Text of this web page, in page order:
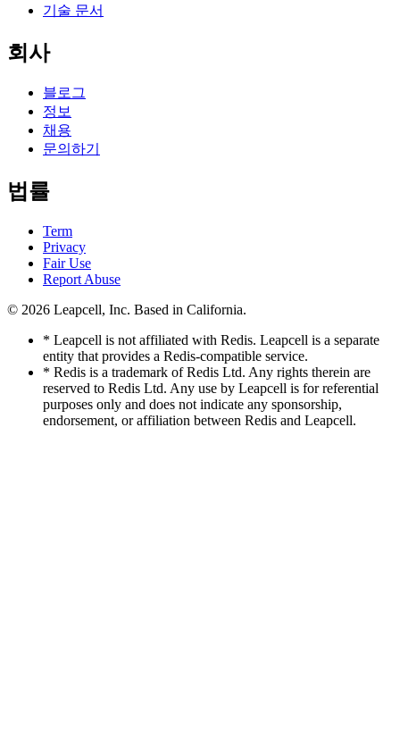
기술 문서
회사
블로그
정보
채용
문의하기
법률
Term
Privacy
Fair Use
Report Abuse
© 2026 Leapcell, Inc. Based in California.
* Leapcell is not affiliated with Redis. Leapcell is a separate
entity that provides a Redis-compatible service.
* Redis is a trademark of Redis Ltd. Any rights therein are
reserved to Redis Ltd. Any use by Leapcell is for referential
purposes only and does not indicate any sponsorship,
endorsement, or affiliation between Redis and Leapcell.